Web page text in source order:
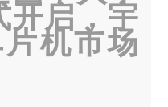
开启，宇
机市场